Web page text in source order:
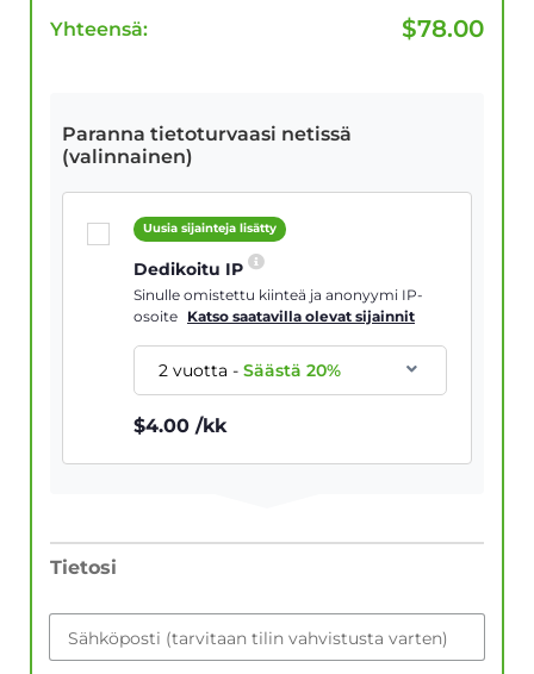
Yhteensä: $78.00
Paranna tietoturvaasi netissä
(valinnainen)
Uusia sijainteja lisätty
Dedikoitu IP
Sinulle omistettu kiinteä ja anonyymi IP-
osoite Katso saatavilla olevat sijainnit
2 vuotta-Säästä20%
$4.00 /kk
Tietosi
Sähköposti (tarvitaan tilin vahvistusta varten)